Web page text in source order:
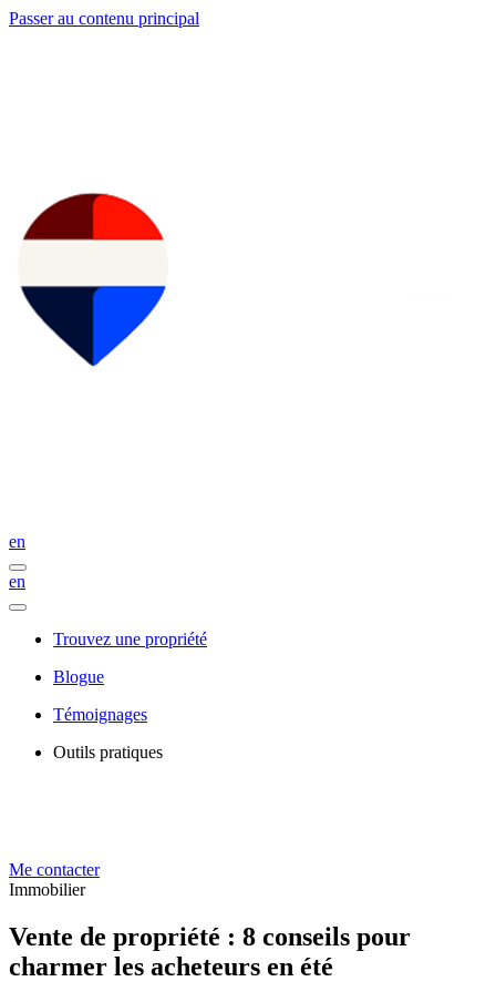
Passer au contenu principal
en
en
Trouvez une propriété
Blogue
Témoignages
Outils pratiques
Me contacter
Immobilier
Vente de propriété : 8 conseils pour
charmer les acheteurs en été